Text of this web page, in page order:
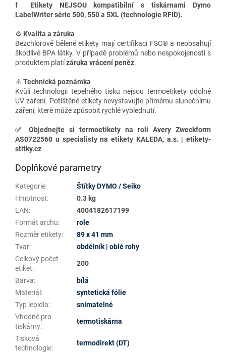
❗ Etikety NEJSOU kompatibilní s tiskárnami Dymo
LabelWriter série 500, 550 a 5XL (technologie RFID).
⚙️ Kvalita a záruka
Bezchlorově bělené etikety mají certifikaci FSC® a neobsahují
škodlivé BPA látky. V případě problémů nebo nespokojenosti s
produktem platízáruka vrácení peněz.
⚠️ Technická poznámka
Kvůli technologii tepelného tisku nejsou termoetikety odolné
UV záření. Potištěné etikety nevystavujte přímému slunečnímu
záření, které může způsobit rychlé vyblednutí.
✅ Objednejte si termoetikety na roli Avery Zweckform
AS0722560 u specialisty na etikety KALEDA, a.s. | etikety-
stitky.cz
Doplňkové parametry
Kategorie:
Štítky DYMO / Seiko
Hmotnost:
0.3 kg
EAN:
4004182617199
Formát archu:
role
Rozměr etikety:
89 x 41 mm
Tvar:
obdélník | oblé rohy
Celkový počet
etiket:
200
Barva:
bílá
Materiál :
syntetická fólie
Typ lepidla:
snímatelné
Vhodné pro
tiskárny:
termotiskárna
Tisková
technologie:
termodirekt (DT)